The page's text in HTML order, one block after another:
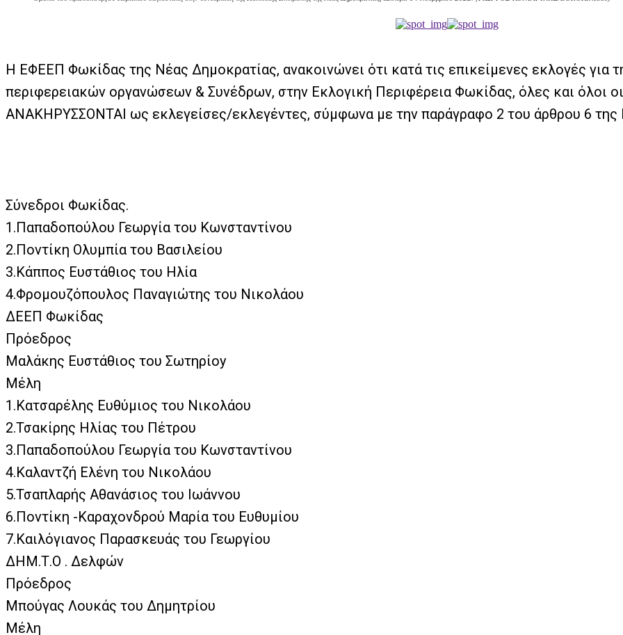
Η ΕΦΕΕΠ Φωκίδας της Νέας Δημοκρατίας, ανακοινώνει ότι κατά τις επικείμενες εκλογές για
περιφερειακών οργανώσεων & Συνέδρων, στην Εκλογική Περιφέρεια Φωκίδας, όλες και όλοι
ΑΝΑΚΗΡΥΣΣΟΝΤΑΙ ως εκλεγείσες/εκλεγέντες, σύμφωνα με την παράγραφο 2 του άρθρου 6 της
Σύνεδροι Φωκίδας.
1.Παπαδοπούλου Γεωργία του Κωνσταντίνου
2.Ποντίκη Ολυμπία του Βασιλείου
3.Κάππος Ευστάθιος του Ηλία
4.Φρομουζόπουλος Παναγιώτης του Νικολάου
ΔΕΕΠ Φωκίδας
Πρόεδρος
Μαλάκης Ευστάθιος του Σωτηρίοy
Μέλη
1.Κατσαρέλης Ευθύμιος του Νικολάου
2.Τσακίρης Ηλίας του Πέτρου
3.Παπαδοπούλου Γεωργία του Κωνσταντίνου
4.Καλαντζή Ελένη του Νικολάου
5.Τσαπλαρής Αθανάσιος του Ιωάννου
6.Ποντίκη -Καραχονδρού Μαρία του Ευθυμίου
7.Καιλόγιανος Παρασκευάς του Γεωργίου
ΔΗΜ.Τ.Ο . Δελφών
Πρόεδρος
Μπούγας Λουκάς του Δημητρίου
Μέλη